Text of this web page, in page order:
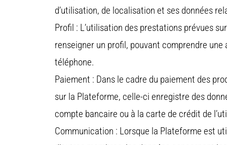
d’utilisation, de localisation et ses données
Profil : L’utilisation des prestations prévues
renseigner un profil, pouvant comprendre une
téléphone.
Paiement : Dans le cadre du paiement des
sur la Plateforme, celle-ci enregistre des
compte bancaire ou à la carte de crédit de
Communication : Lorsque la Plateforme est